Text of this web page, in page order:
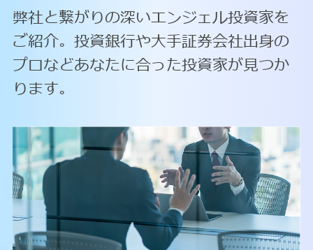
弊社と繋がりの深いエンジェル投資家を
ご紹介。投資銀行や大手証券会社出身の
プロなどあなたに合った投資家が見つか
ります。